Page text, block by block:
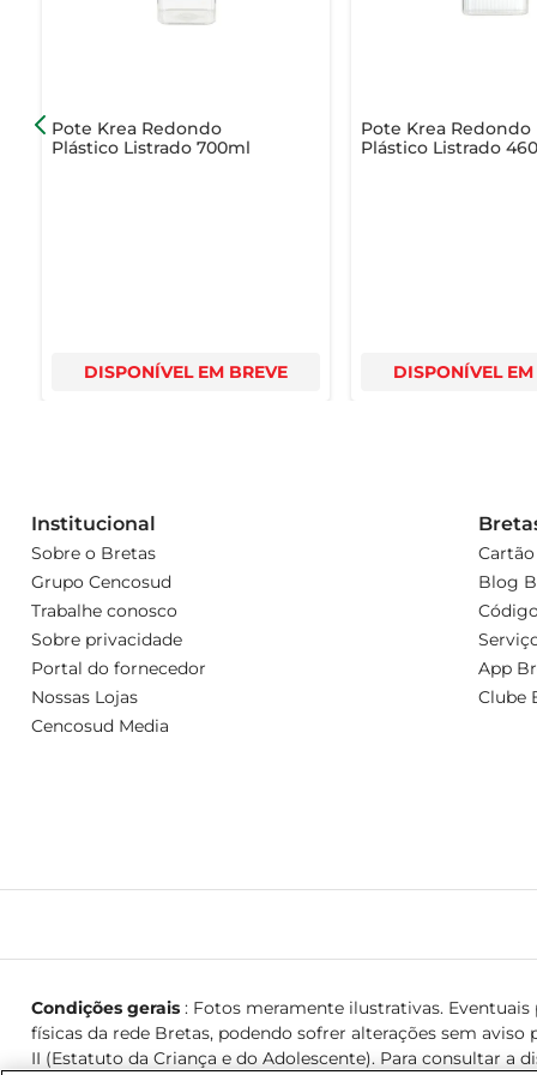
- Dimensões: Altura e diâmetro adequados para fácil
Pote Krea Redondo
Plástico Listrado 700ml
DISPONÍVEL EM BREVE
Pote Krea Redondo
Plástico Listrado
DISPONÍVEL EM
Institucional
Sobre o Bretas
Grupo Cencosud
Trabalhe conosco
Sobre privacidade
Portal do fornecedor
Nossas Lojas
Cencosud Media
Blog
App
Clube
Condições gerais: Fotos meramente ilustrativas. Eventuais
físicas da rede Bretas, podendo sofrer alterações sem aviso
II (Estatuto da Criança e do Adolescente). Para consultar a